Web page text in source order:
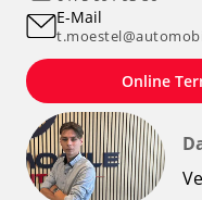
E-Mail
Online